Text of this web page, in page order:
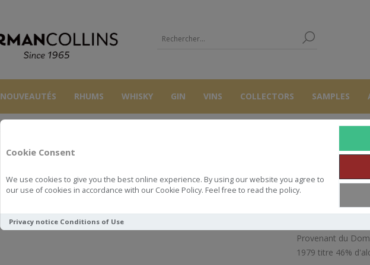
Cookie Consent
We use cookies to give you the best online experience. By using our website you agree to
our use of cookies in accordance with our Cookie Policy. Feel free to read the policy.
Privacy notice Conditions of Use
NOUVEAUTÉS RHUMS WHISKY GIN VINS COLLECTORS SAMPLES
DOMAINE DE DANIS ARMAGNAC 1979
Provenant du
1979 titre 46%